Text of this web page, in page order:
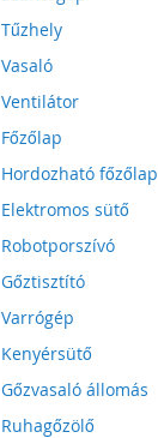
Tűzhely
Vasaló
Ventilátor
Főzőlap
Hordozható főzőlap
Elektromos sütő
Robotporszívó
Gőztisztító
Varrógép
Kenyérsütő
Gőzvasaló állomás
Ruhagőzölő